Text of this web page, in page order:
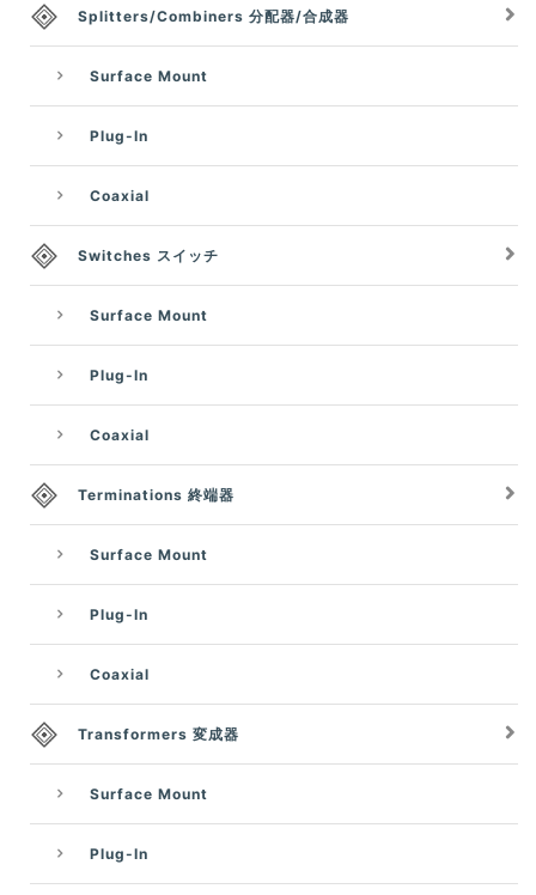
Splitters/Combiners 分配器/合成器
Surface Mount
Plug-In
Coaxial
Switches スイッチ
Surface Mount
Plug-In
Coaxial
Terminations 終端器
Surface Mount
Plug-In
Coaxial
Transformers 変成器
Surface Mount
Plug-In